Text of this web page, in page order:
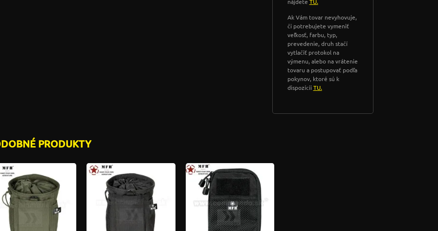
Ak Vám tovar nevyhovuje,
či potrebujete vymeniť
veľkosť, farbu, typ,
prevedenie, druh stačí
vytlačiť protokol na
výmenu, alebo na vrátenie
tovaru a postupovať podľa
pokynov, ktoré sú k
dispozícii TU.
PRODUKTY